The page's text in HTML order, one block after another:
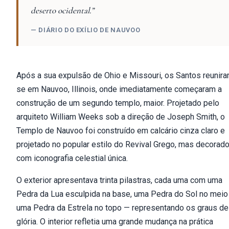
deserto ocidental.”
— DIÁRIO DO EXÍLIO DE NAUVOO
Após a sua expulsão de Ohio e Missouri, os Santos
se em Nauvoo, Illinois, onde imediatamente começaram a
construção de um segundo templo, maior. Projetado pelo
arquiteto William Weeks sob a direção de Joseph Smith, o
Templo de Nauvoo foi construído em calcário cinza claro e
projetado no popular estilo do Revival Grego, mas decorado
com iconografia celestial única.
O exterior apresentava trinta pilastras, cada uma com uma
Pedra da Lua esculpida na base, uma Pedra do Sol no
uma Pedra da Estrela no topo — representando os graus de
glória. O interior refletia uma grande mudança na prática